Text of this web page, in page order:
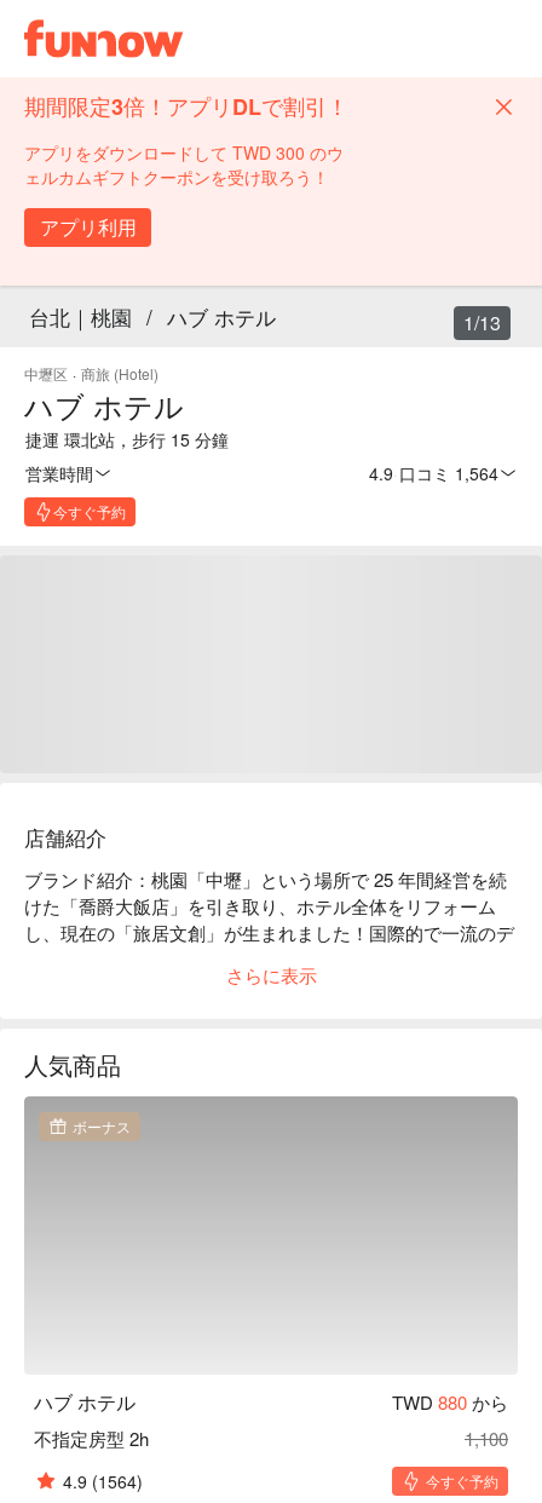
期間限定3倍！アプリDLで割引！
アプリをダウンロードして TWD 300 のウ
ェルカムギフトクーポンを受け取ろう！
アプリ利用
台北｜桃園 / ハブ ホテル
中壢区 · 商旅 (Hotel)
ハブ ホテル
捷運 環北站，步行 15 分鐘
営業時間
4.9 口コミ 1,564
今すぐ予約
1/13
店舗紹介
ブランド紹介：桃園「中壢」という場所で 25 年間経営を続
けた「喬爵大飯店」を引き取り、ホテル全体をリフォーム
し、現在の「旅居文創」が生まれました！国際的で一流のデ
便利なアクセス：台鉄中壢駅、桃園空港メトロ環北駅ともに
さらに表示
人気商品
ボーナス
ハブ ホテル TWD 880から
不指定房型 2h
1,100
4.9 (1564) 今すぐ予約